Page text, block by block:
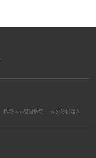
私域scrm管理系统 AI外呼机器人